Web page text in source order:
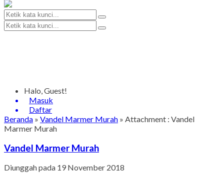
Halo, Guest!
Masuk
Daftar
Beranda » Vandel Marmer Murah » Attachment : Vandel
Marmer Murah
Vandel Marmer Murah
Diunggah pada 19 November 2018